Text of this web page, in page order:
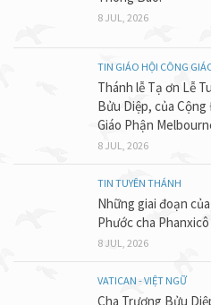
8 JUL, 2026
TIN GIÁO HỘI CÔNG
Thánh lễ Tạ ơn Lễ
Bửu Diệp, của
Giáo Phận
8 JUL, 2026
TIN TUYÊN THÁNH
Những giai đoạn
Phước cha
8 JUL, 2026
VATICAN - VIỆT NGỮ
Cha Trương Bửu